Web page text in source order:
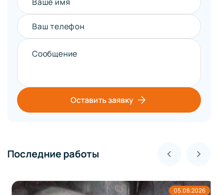
Ваш телефон
Сообщение
Оставить заявку
Последние работы
05.08.2026